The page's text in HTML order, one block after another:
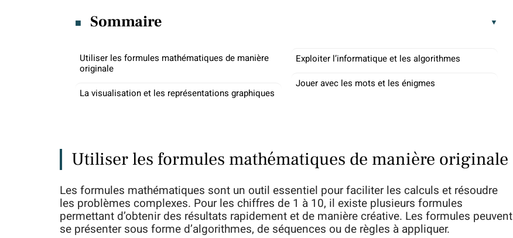
Sommaire
Utiliser les formules mathématiques de manière
originale
La visualisation et les représentations graphiques
Exploiter l’informatique et les algorithmes
Jouer avec les mots et les énigmes
Utiliser les formules mathématiques de manière originale
Les formules mathématiques sont un outil essentiel pour faciliter les calculs et résoudre
les problèmes complexes. Pour les chiffres de 1 à 10, il existe plusieurs formules
permettant d’obtenir des résultats rapidement et de manière créative. Les formules peuvent
se présenter sous forme d’algorithmes, de séquences ou de règles à appliquer.